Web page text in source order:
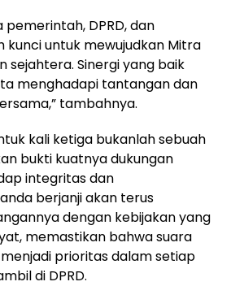
DPRD, dan
kunci untuk mewujudkan Mitra
sejahtera. Sinergi yang baik
menghadapi tantangan dan
tambahnya.
kali ketiga bukanlah sebuah
bukti kuatnya dukungan
integritas dan
berjanji akan terus
dengan kebijakan yang
memastikan bahwa suara
prioritas dalam setiap
di DPRD.